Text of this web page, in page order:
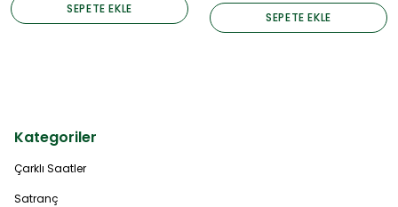
SEPETE EKLE
SEPETE EKLE
Kategoriler
Çarklı Saatler
Satranç